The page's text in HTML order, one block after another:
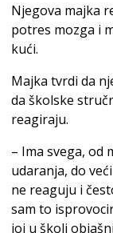
Njegova majka
potres mozga i
kući.
Majka tvrdi da
da školske
reagiraju.
– Ima svega, od
udaranja, do
ne reaguju i
sam to
joj u školi